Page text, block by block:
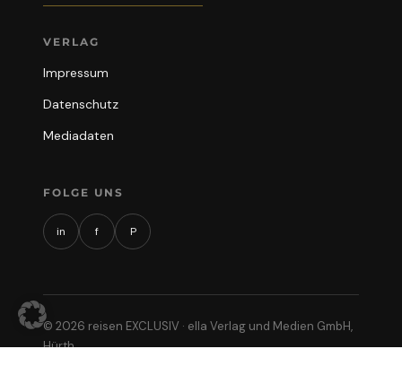
VERLAG
Impressum
Datenschutz
Mediadaten
FOLGE UNS
in f P
© 2026 reisen EXCLUSIV · ella Verlag und Medien GmbH,
Hürth